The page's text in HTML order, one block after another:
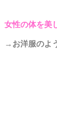
女性の体を美
→お洋服のよ